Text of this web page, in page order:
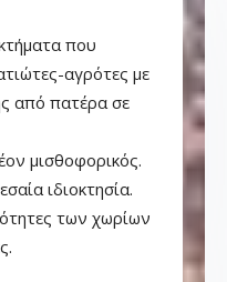
που
αγρότες με
από πατέρα σε
μισθοφορικός.
ιδιοκτησία.
των χωρίων